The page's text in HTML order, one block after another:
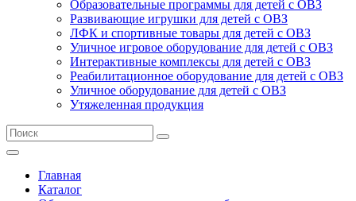
Образовательные программы для детей с ОВЗ
Развивающие игрушки для детей с ОВЗ
ЛФК и спортивные товары для детей с ОВЗ
Уличное игровое оборудование для детей с ОВЗ
Интерактивные комплексы для детей с ОВЗ
Реабилитационное оборудование для детей с ОВЗ
Уличное оборудование для детей с ОВЗ
Утяжеленная продукция
Главная
Каталог